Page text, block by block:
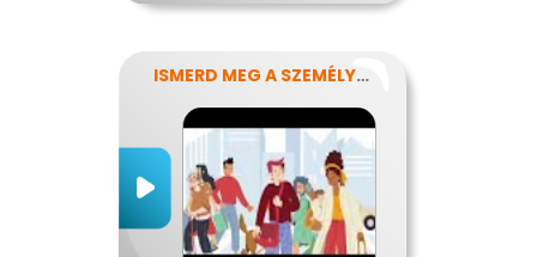
ISMERD MEG A SZEMÉLYISÉGED!